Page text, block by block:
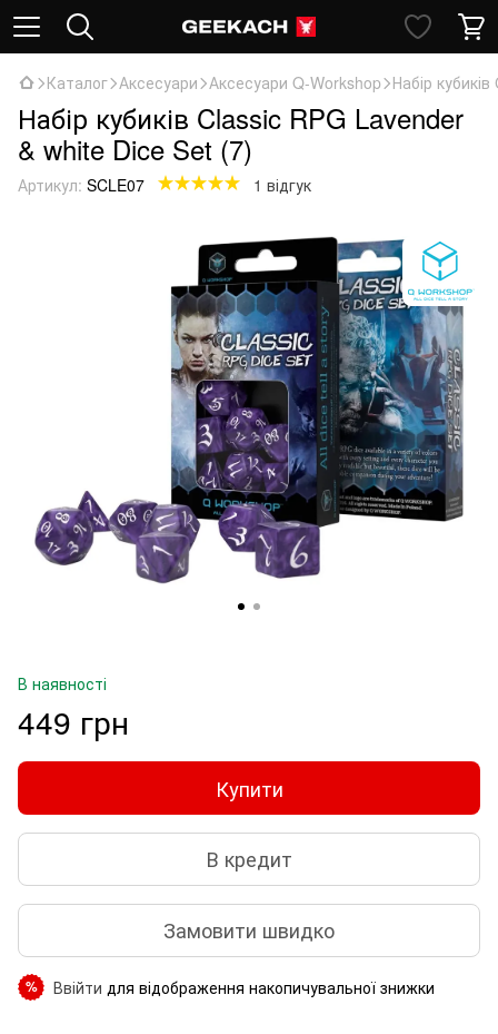
Каталог Аксесуари Аксесуари Q-Workshop Набір
Набір кубиків Classic RPG Lavender
& white Dice Set (7)
Артикул: SCLE07 1 відгук
В наявності
449 грн
Купити
В кредит
Замовити швидко
% Ввійти для відображення накопичувальної знижки